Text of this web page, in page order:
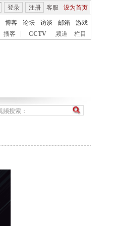
客服 设为首页
登录 注册
博客 论坛 访谈 邮箱
游戏
播客 CCTV 频道 栏目